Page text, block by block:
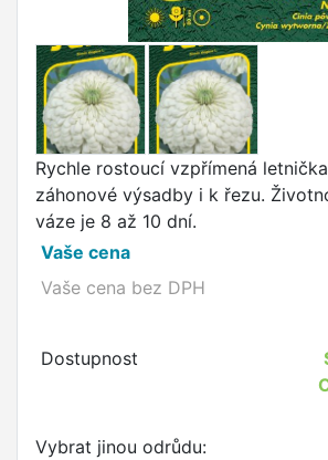
Rychle rostoucí vzpřímená
záhonové výsadby i k řezu.
váze je 8 až 10 dní.
Vaše cena
Vaše cena bez DPH
Dostupnost
Vybrat jinou odrůdu: